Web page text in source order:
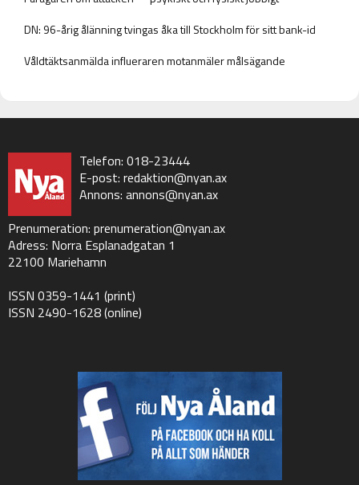
DN: 96-årig ålänning tvingas åka till Stockholm för sitt bank-id
Våldtäktsanmälda influeraren motanmäler målsägande
Telefon: 018-23444
E-post: redaktion@nyan.ax
Annons: annons@nyan.ax
Prenumeration: prenumeration@nyan.ax
Adress: Norra Esplanadgatan 1
22100 Mariehamn
ISSN 0359-1441 (print)
ISSN 2490-1628 (online)